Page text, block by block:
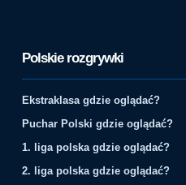
Polskie rozgrywki
Ekstraklasa gdzie oglądać?
Puchar Polski gdzie oglądać?
1. liga polska gdzie oglądać?
2. liga polska gdzie oglądać?